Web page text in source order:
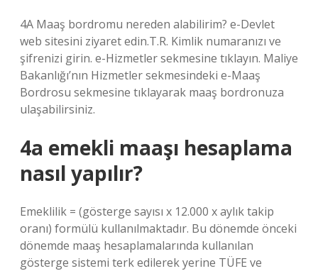
4A Maaş bordromu nereden alabilirim? e-Devlet
web sitesini ziyaret edin.T.R. Kimlik numaranızı ve
şifrenizi girin. e-Hizmetler sekmesine tıklayın. Maliye
Bakanlığı’nın Hizmetler sekmesindeki e-Maaş
Bordrosu sekmesine tıklayarak maaş bordronuza
ulaşabilirsiniz.
4a emekli maaşı hesaplama
nasıl yapılır?
Emeklilik = (gösterge sayısı x 12.000 x aylık takip
oranı) formülü kullanılmaktadır. Bu dönemde önceki
dönemde maaş hesaplamalarında kullanılan
gösterge sistemi terk edilerek yerine TÜFE ve